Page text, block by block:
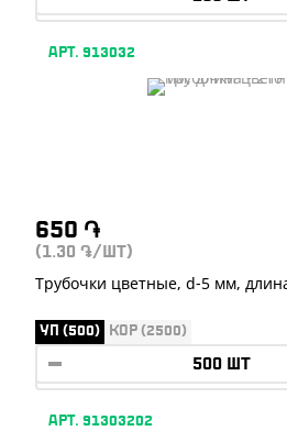
АРТ. 913032
650 ֏
(1.30 ֏ /ШТ)
Трубочки цветные, d-5 мм,
УП (500) КОР (2500)
АРТ. 91303202